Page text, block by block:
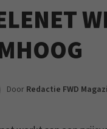
Door Redactie FWD